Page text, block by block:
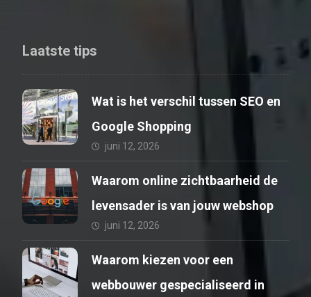
Laatste tips
Wat is het verschil tussen SEO en
Google Shopping
juni 12, 2026
Waarom online zichtbaarheid de
levensader is van jouw webshop
juni 12, 2026
Waarom kiezen voor een
webbouwer gespecialiseerd in